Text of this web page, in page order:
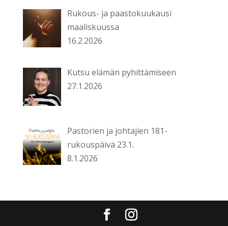
Rukous- ja paastokuukausi
maaliskuussa
16.2.2026
Kutsu elämän pyhittämiseen
27.1.2026
Pastorien ja johtajien 181-
rukouspäivä 23.1.
8.1.2026